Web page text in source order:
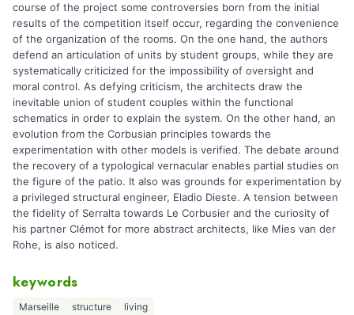
course of the project some controversies born from the initial
results of the competition itself occur, regarding the convenience
of the organization of the rooms. On the one hand, the authors
defend an articulation of units by student groups, while they are
systematically criticized for the impossibility of oversight and
moral control. As defying criticism, the architects draw the
inevitable union of student couples within the functional
schematics in order to explain the system. On the other hand, an
evolution from the Corbusian principles towards the
experimentation with other models is verified. The debate around
the recovery of a typological vernacular enables partial studies on
the figure of the patio. It also was grounds for experimentation by
a privileged structural engineer, Eladio Dieste. A tension between
the fidelity of Serralta towards Le Corbusier and the curiosity of
his partner Clémot for more abstract architects, like Mies van der
Rohe, is also noticed.
keywords
Marseille structure living